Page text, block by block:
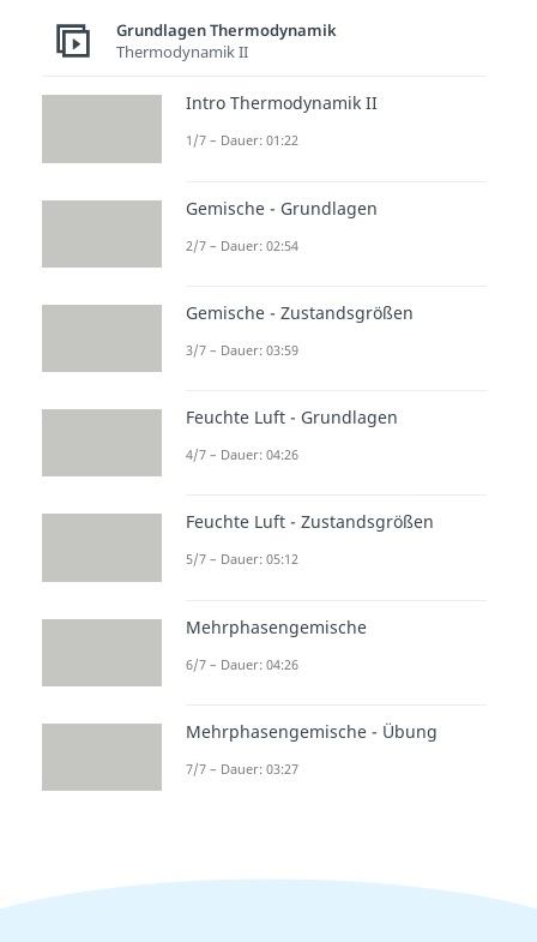
Thermodynamik
Enthalpie - Definition
Entropie
Reaktionsenthalpie und
Dauer: 04:37
Dauer: 02:32
Dauer: 04:47
Grundlagen Thermodynamik
Thermodynamik II
Intro Thermodynamik II
1/7 – Dauer: 01:22
Gemische - Grundlagen
2/7 – Dauer: 02:54
Gemische - Zustandsgrößen
3/7 – Dauer: 03:59
Feuchte Luft - Grundlagen
4/7 – Dauer: 04:26
Feuchte Luft - Zustandsgrößen
5/7 – Dauer: 05:12
Mehrphasengemische
6/7 – Dauer: 04:26
Mehrphasengemische - Übung
7/7 – Dauer: 03:27